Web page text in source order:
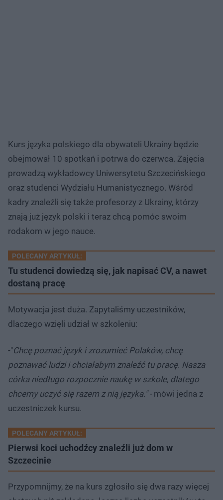
Kurs języka polskiego dla obywateli Ukrainy będzie
obejmował 10 spotkań i potrwa do czerwca. Zajęcia
prowadzą wykładowcy Uniwersytetu Szczecińskiego
oraz studenci Wydziału Humanistycznego. Wśród
kadry znaleźli się także profesorzy z Ukrainy, którzy
znają już język polski i teraz chcą pomóc swoim
rodakom w jego nauce.
POLECANY ARTYKUŁ:
Tu studenci dowiedzą się, jak napisać CV, a nawet
dostaną pracę
Motywacja jest duża. Zapytaliśmy uczestników,
dlaczego wzięli udział w szkoleniu:
-"Chcę poznać język i zrozumieć Polaków, chcę
poznawać ludzi i chciałabym znaleźć tu pracę. Nasza
córka niedługo rozpocznie naukę w szkole, dlatego
chcemy uczyć się razem z nią języka." - mówi jedna z
uczestniczek kursu.
POLECANY ARTYKUŁ:
Pierwsi koci uchodźcy znaleźli już dom w
Szczecinie
Przypomnijmy, że na kurs zgłosiło się dwa razy więcej